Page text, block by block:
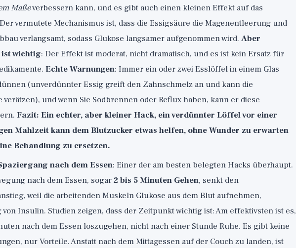
Maßeverbessern kann, und es gibt auch einen kleinen Effekt auf das
vermutete Mechanismus ist, dass die Essigsäure die Magenentleerung und
verlangsamt, sodass Glukose langsamer aufgenommen wird. Aber
wichtig: Der Effekt ist moderat, nicht dramatisch, und es ist kein Ersatz für
Echte Warnungen: Immer ein oder zwei Esslöffel in einem Glas
(unverdünnter Essig greift den Zahnschmelz an und kann die
verätzen), und wenn Sie Sodbrennen oder Reflux haben, kann er diese
Fazit: Ein echter, aber kleiner Hack, ein verdünnter Löffel vor einer
Mahlzeit kann dem Blutzucker etwas helfen, ohne Wunder zu erwarten
Behandlung zu ersetzen.
nach dem Essen: Einer der am besten belegten Hacks überhaupt.
nach dem Essen, sogar2 bis 5 Minuten Gehen, senkt den
weil die arbeitenden Muskeln Glukose aus dem Blut aufnehmen,
von Insulin. Studien zeigen, dass der Zeitpunkt wichtig ist: Am effektivsten ist es,
nach dem Essen loszugehen, nicht nach einer Stunde Ruhe. Es gibt keine
nur Vorteile. Anstatt nach dem Mittagessen auf der Couch zu landen, ist